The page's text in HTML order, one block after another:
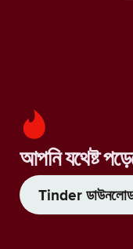
আপনি যথেষ্ট
Tinder